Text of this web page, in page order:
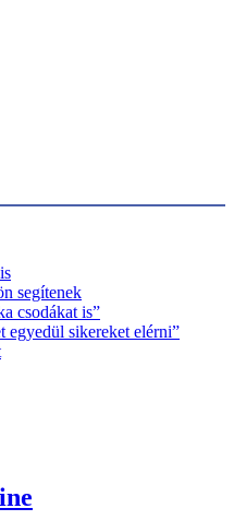
segítenek
csodákat is”
egyedül sikereket elérni”